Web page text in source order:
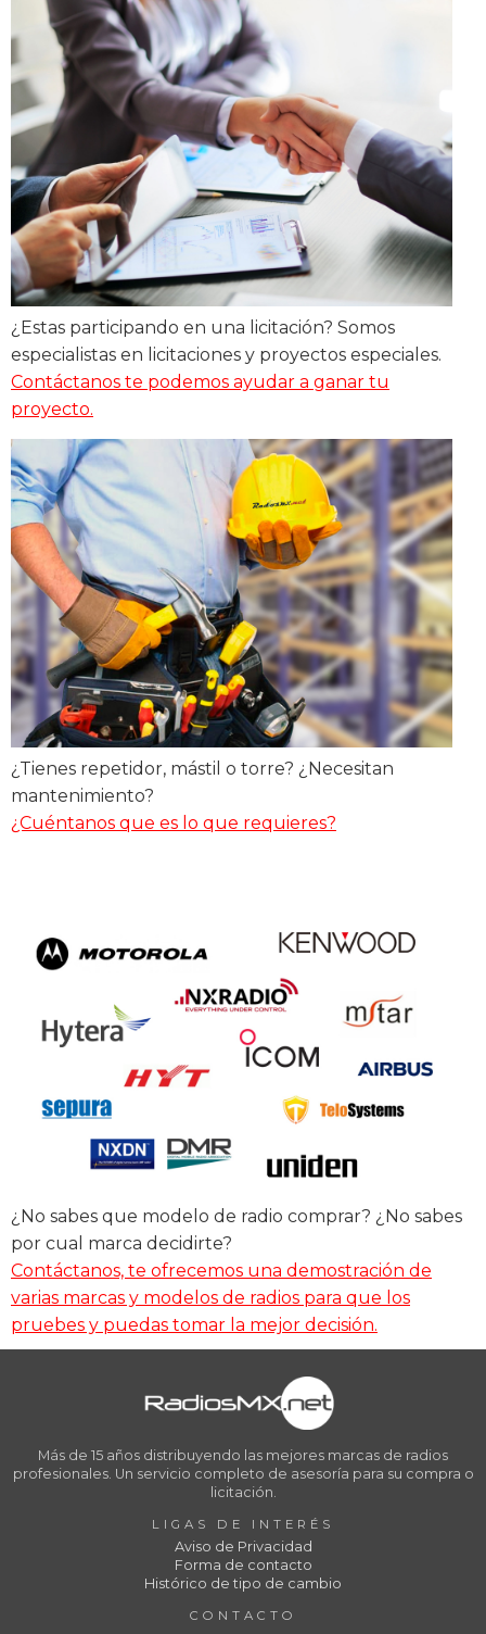
¿Estas participando en una licitación? Somos
especialistas en licitaciones y proyectos especiales.
Contáctanos te podemos ayudar a ganar tu
proyecto.
¿Tienes repetidor, mástil o torre? ¿Necesitan
mantenimiento?
¿Cuéntanos que es lo que requieres?
¿No sabes que modelo de radio comprar? ¿No sabes
por cual marca decidirte?
Contáctanos, te ofrecemos una demostración de
varias marcas y modelos de radios para que los
pruebes y puedas tomar la mejor decisión.
Más de 15 años distribuyendo las mejores marcas de radios
profesionales. Un servicio completo de asesoría para su compra o
licitación.
LIGAS DE INTERÉS
Aviso de Privacidad
Forma de contacto
Histórico de tipo de cambio
CONTACTO